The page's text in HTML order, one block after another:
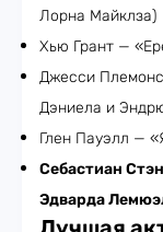
Лорна Майклза)
Хью Грант —
Джесси
Дэниела и
Глен Пауэлл —
Себастиан
Эдварда